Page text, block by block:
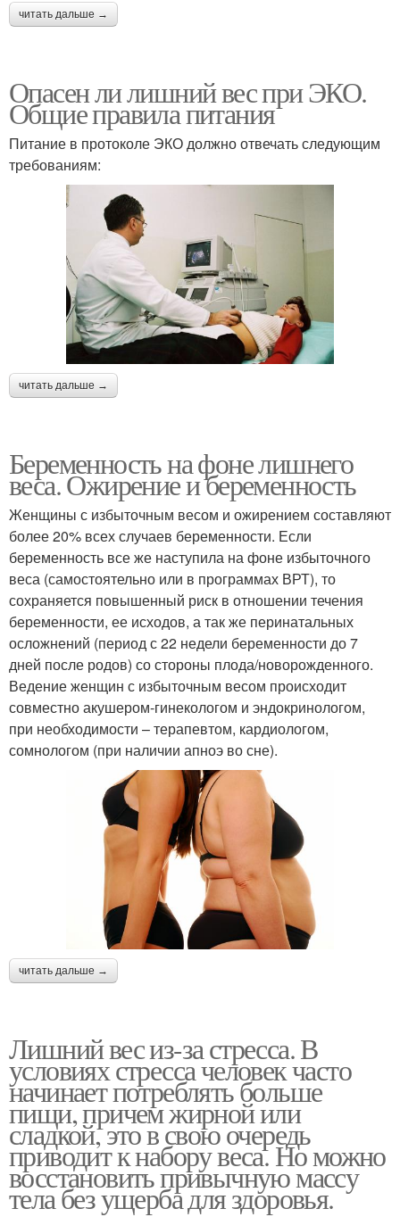
читать дальше →
Опасен ли лишний вес при ЭКО.
Общие правила питания
Питание в протоколе ЭКО должно отвечать следующим
требованиям:
читать дальше →
Беременность на фоне лишнего
веса. Ожирение и беременность
Женщины с избыточным весом и ожирением составляют
более 20% всех случаев беременности. Если
беременность все же наступила на фоне избыточного
веса (самостоятельно или в программах ВРТ), то
сохраняется повышенный риск в отношении течения
беременности, ее исходов, а так же перинатальных
осложнений (период с 22 недели беременности до 7
дней после родов) со стороны плода/новорожденного.
Ведение женщин с избыточным весом происходит
совместно акушером-гинекологом и эндокринологом,
при необходимости – терапевтом, кардиологом,
сомнологом (при наличии апноэ во сне).
читать дальше →
Лишний вес из-за стресса. В
условиях стресса человек часто
начинает потреблять больше
пищи, причем жирной или
сладкой, это в свою очередь
приводит к набору веса. Но можно
восстановить привычную массу
тела без ущерба для здоровья.